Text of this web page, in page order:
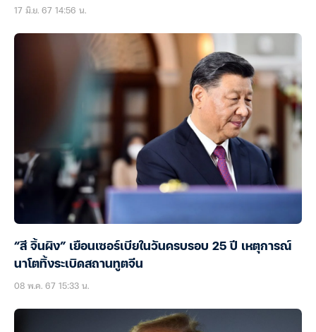
17 มิ.ย. 67 14:56 น.
“สี จิ้นผิง” เยือนเซอร์เบียในวันครบรอบ 25 ปี เหตุการณ์
นาโตทิ้งระเบิดสถานทูตจีน
08 พ.ค. 67 15:33 น.